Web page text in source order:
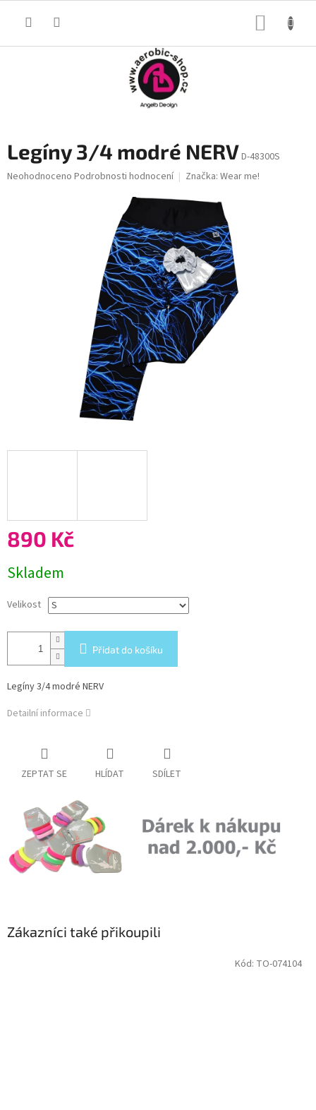
Legíny 3/4 modré NERVD-48300S
Průměrné
Neohodnoceno Podrobnosti hodnocení Značka: Wear me!
890 Kč
cena:
Skladem
Velikost
Přidat do košíku
Legíny 3/4 modré NERV
Detailní informace
ZEPTAT SE HLÍDAT SDÍLET
Zákazníci také přikoupili
Kód: TO-074104